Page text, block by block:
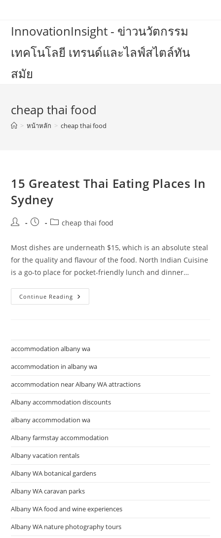
contentInnovationInsight - ข่าวนวัตกรรม
เทคโนโลยี เทรนด์และไลฟ์สไตล์ทัน
สมัย
cheap thai food
> หน้าหลัก > cheap thai food
15 Greatest Thai Eating Places In
Sydney
Post
Post
Postcheap thai food
Most dishes are underneath $15, which is an absolute steal
for the quality and flavour of the food. North Indian Cuisine
is a go-to place for pocket-friendly lunch and dinner…
Continue Reading 15
Greatest
accommodation albany wa
accommodation in albany wa
accommodation near Albany WA attractions
Albany accommodation discounts
albany accommodation wa
Albany farmstay accommodation
Albany vacation rentals
Albany WA botanical gardens
Albany WA caravan parks
Albany WA food and wine experiences
Albany WA nature photography tours